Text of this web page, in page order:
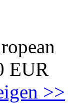
EUR
>>